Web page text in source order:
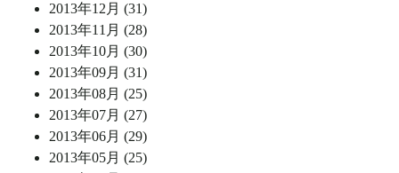
2013年12月 (31)
2013年11月 (28)
2013年10月 (30)
2013年09月 (31)
2013年08月 (25)
2013年07月 (27)
2013年06月 (29)
2013年05月 (25)